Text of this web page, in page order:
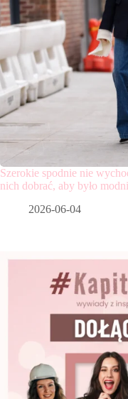
Szerokie spodnie nie
nich dobrać, aby było
2026-06-04